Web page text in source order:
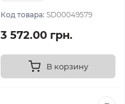
Код товара: SD00049579
3 572.00 грн.
В корзину